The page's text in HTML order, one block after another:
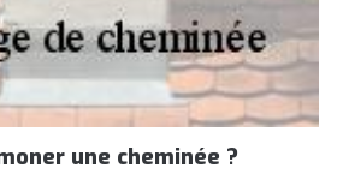
une cheminée ?